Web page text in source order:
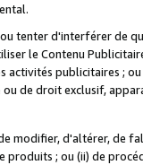
tenter d'interférer de
le Contenu
activités publicitaires ;
de droit exclusif,
modifier, d'altérer, de
; ou (ii) de